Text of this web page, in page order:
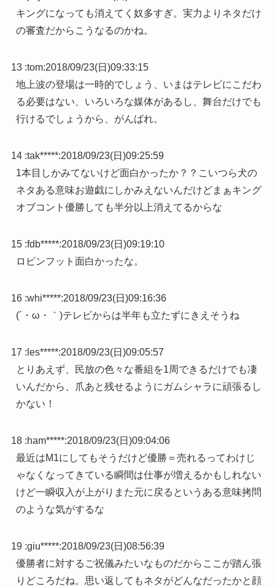
キングになっても消えてく奴多すぎ。実力よりネタだけ
の審査だからこうなるのかね。
13 :tom:2018/09/23(日)09:33:15
地上波の登場は一時的でしょう、いまはテレビにこだわ
る必要はない、いろいろな媒体があるし、舞台だけでも
行けるでしょうから、がんばれ。
14 :tak*****:2018/09/23(日)09:25:59
1本目しかみてないけど面白かったか？？こいつら犬の
ネタある意味お遊戯にしかみえないんだけどまぁキング
オブコント優勝しても半分以上消えてるからな
15 :fdb*****:2018/09/23(日)09:19:10
ロビンフット面白かったな。
16 :whi*****:2018/09/23(日)09:16:36
(´・ω・｀)テレビからは半年も立たずにきえそうね
17 : les*****:2018/09/23(日)09:05:57
とりあえず、民放の色々な番組を1周できるだけでも凄
いんだから、爪あと残せるようにガムシャラに頑張るし
かない！
18 :ham*****:2018/09/23(日)09:04:06
最近はM1にしてもそうだけど優勝＝売れるってわけじ
ゃなくなってきている瞬間は仕事が増えるかもしれない
けど一瞬収入が上がりまた元に戻るというある意味拷問
のような気がするな
19 :giu*****:2018/09/23(日)08:56:39
優勝者に対するご祝儀みたいなものだからここが踏ん張
りどころだね。思い返してもネタがどんなだったかと顔